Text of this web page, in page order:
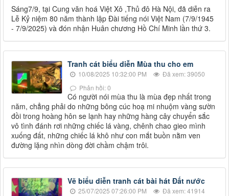
Sáng7/9, tại Cung văn hoá Việt Xô ,Thủ đô Hà Nội, đã diễn ra
Lễ Kỷ niệm 80 năm thành lập Đài tiếng nói Việt Nam (7/9/1945
- 7/9/2025) và đón nhận Huân chương Hồ Chí Minh lần thứ 3.
Tranh cát biểu diễn Mùa thu cho em
10/08/2025 10:32:00 PM
Đã xem: 39050
Phản hồi: 0
Có người nói mùa thu là mùa đẹp nhất trong
năm, chẳng phải do những bông cúc hoạ mi nhuộm vàng sườn
đồi trong hoàng hôn se lạnh hay những hàng cây chuyển sắc
vô tình đánh rơi những chiếc lá vàng, chênh chao gieo mình
xuống đất, những chiếc lá khô như con mắt buồn nằm ven
đường lặng nhìn dòng đời chầm chậm trôi.
Vẽ biểu diễn tranh cát bài hát Đất nước
25/07/2025 07:26:00 PM
Đã xem: 41914